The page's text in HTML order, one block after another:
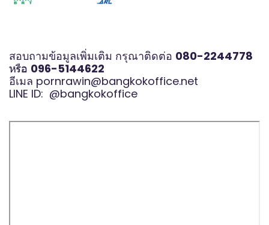
สอบถามข้อมูลเพิ่มเติม กรุณาติดต่อ 080-2244778
หรือ 096-5144622
อีเมล pornrawin@bangkokoffice.net
LINE ID: @bangkokoffice